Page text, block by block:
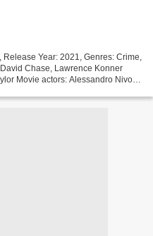
Year: 2021, Genres: Crime,
Chase, Lawrence Konner
Movie actors: Alessandro Nivola,